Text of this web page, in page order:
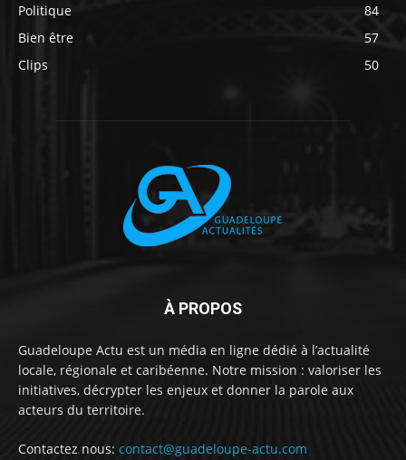
Politique
84
Bien être
57
Clips
50
À PROPOS
Guadeloupe Actu est un média en ligne dédié à l’actualité
locale, régionale et caribéenne. Notre mission : valoriser les
initiatives, décrypter les enjeux et donner la parole aux
acteurs du territoire.
Contactez nous: contact@guadeloupe-actu.com